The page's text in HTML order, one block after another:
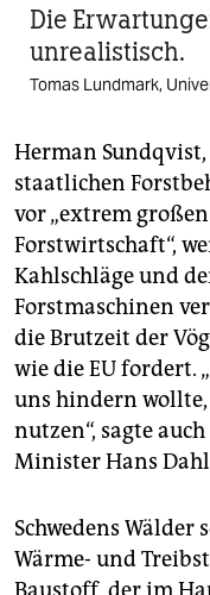
Die
unrealistisch.
Tomas Lundmark,
Herman
staatlichen
vor „extrem
Forstwirtschaft“,
Kahlschläge und
Forstmaschinen
die Brutzeit der
wie die EU fordert.
uns hindern
nutzen“, sagte
Minister Hans
Schwedens
Wärme- und